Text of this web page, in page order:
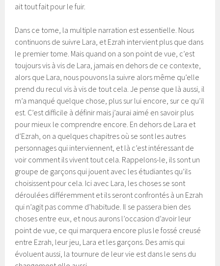
ait tout fait pour le fuir.
Dans ce tome, la multiple narration est essentielle. Nous
continuons de suivre Lara, et Ezrah intervient plus que dans
le premier tome. Mais quand on a son point de vue, c’est
toujours vis à vis de Lara, jamais en dehors de ce contexte,
alors que Lara, nous pouvons la suivre alors même qu’elle
prend du recul vis à vis de tout cela. Je pense que là aussi, il
m’a manqué quelque chose, plus sur lui encore, sur ce qu’il
est. C’est difficile à définir mais j’aurai aimé en savoir plus
pour mieux le comprendre encore. En dehors de Lara et
d’Ezrah, on a quelques chapitres où se sont les autres
personnages qui interviennent, et là c’est intéressant de
voir comment ils vivent tout cela. Rappelons-le, ils sont un
groupe de garçons qui jouent avec les étudiantes qu’ils
choisissent pour cela. Ici avec Lara, les choses se sont
déroulées différemment et ils seront confrontés à un Ezrah
qui n’agit pas comme d’habitude. Il se passera bien des
choses entre eux, et nous aurons l’occasion d’avoir leur
point de vue, ce qui marquera encore plus le fossé creusé
entre Ezrah, leur jeu, Lara et les garçons. Des amis qui
évoluent aussi, la tournure de leur vie est dans le sens du